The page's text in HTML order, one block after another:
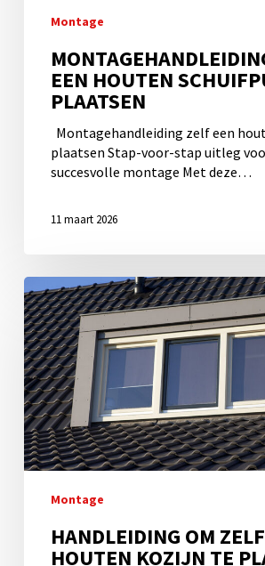
Montage
EEN HOUTEN
PLAATSEN
Montagehandleiding zelf een
plaatsen Stap-voor-stap uitleg
succesvolle montage Met deze…
11 maart 2026
Handleiding
om
zelf
een
houten
kozijn
te
plaatsen
Montage
HANDLEIDING OM
HOUTEN KOZIJN TE